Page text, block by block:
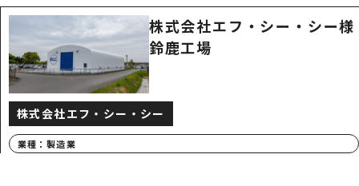
株式会社エフ・シー・シー様
鈴鹿工場
株式会社エフ・シー・シー
業種：製造業